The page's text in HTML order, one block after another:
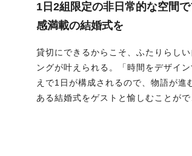
1日2組限定の非日常的な空間
感満載の結婚式を
貸切にできるからこそ、ふたりらし
ングが叶えられる。「時間をデザイ
えで1日が構成されるので、物語が進
ある結婚式をゲストと愉しむことがで